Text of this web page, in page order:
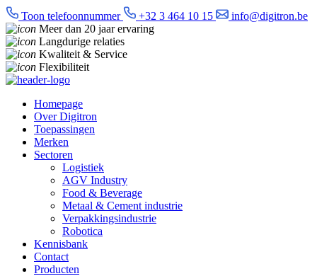
Toon telefoonnummer +32 3 464 10 15
info@digitron.be
Meer dan 20 jaar ervaring
Langdurige relaties
Kwaliteit & Service
Flexibiliteit
Homepage
Over Digitron
Toepassingen
Merken
Sectoren
Logistiek
AGV Industry
Food & Beverage
Metaal & Cement industrie
Verpakkingsindustrie
Robotica
Kennisbank
Contact
Producten